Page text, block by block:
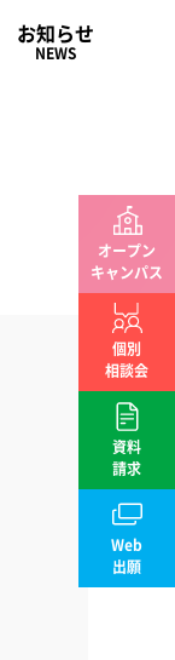
お知らせ
NEWS
オープン
キャンパス
個別
相談会
資料
請求
Web
出願